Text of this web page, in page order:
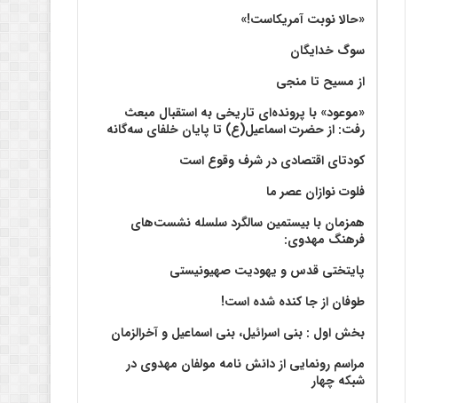
«حالا نوبت آمریکاست!»
سوگ خدایگان
از مسیح تا منجی
«موعود» با پرونده‌ای تاریخی به استقبال مبعث
رفت: از حضرت اسماعیل(ع) تا پایان خلفای سه‌گانه
کودتای اقتصادی در شرف وقوع است
فلوت نوازان عصر ما
همزمان با بیستمین سالگرد سلسله نشست‌های
فرهنگ مهدوی:‌
پایتختی قدس و یهودیت صهیونیستی
طوفان از جا کنده شده است!
بخش اول : بنی اسرائیل، بنی اسماعیل و آخرالزمان
مراسم رونمایی از دانش نامه مولفان مهدوی در
شبکه چهار